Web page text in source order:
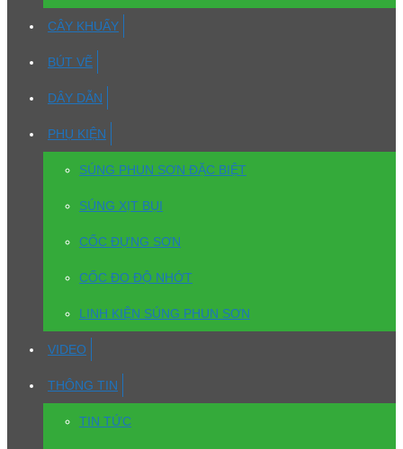
CÂY KHUẤY
BÚT VẼ
DÂY DẪN
PHỤ KIỆN
SÚNG PHUN SƠN ĐẶC BIỆT
SÚNG XỊT BỤI
CỐC ĐỰNG SƠN
CỐC ĐO ĐỘ NHỚT
LINH KIỆN SÚNG PHUN SƠN
VIDEO
THÔNG TIN
TIN TỨC